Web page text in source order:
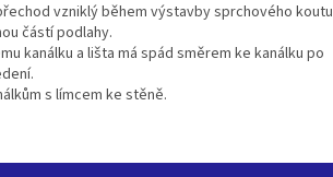
vzniklý během výstavby sprchového koutu
částí podlahy.
kanálku a lišta má spád směrem ke kanálku po
s límcem ke stěně.